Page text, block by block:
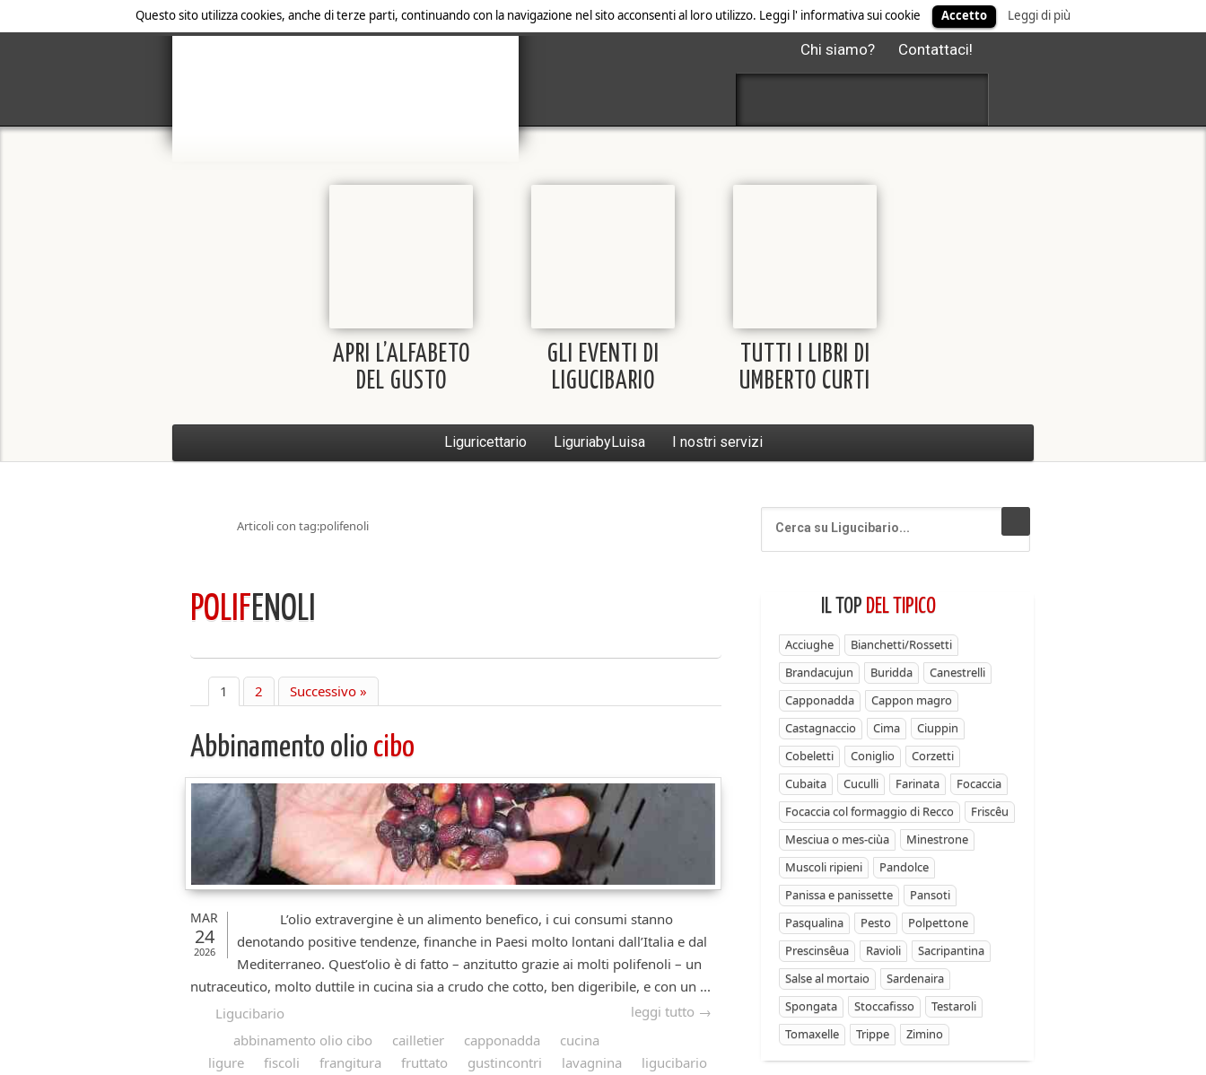
Questo sito utilizza cookies, anche di terze parti, continuando con la navigazione nel sito acconsenti al loro utilizzo. Leggi l' informativa sui cookie Accetto Leggi di più
Chi siamo? Contattaci!
APRI L’ALFABETO
DEL GUSTO
GLI EVENTI DI
LIGUCIBARIO
TUTTI I LIBRI DI
UMBERTO CURTI
Liguricettario LiguriabyLuisa I nostri servizi
Articoli con tag:polifenoli
POLIFENOLI
1 2 Successivo »
Abbinamento olio cibo
MAR
24
2026
L’olio extravergine è un alimento benefico, i cui consumi stanno
denotando positive tendenze, finanche in Paesi molto lontani dall’Italia e dal
Mediterraneo. Quest’olio è di fatto – anzitutto grazie ai molti polifenoli – un
nutraceutico, molto duttile in cucina sia a crudo che cotto, ben digeribile, e con un ...
leggi tutto →
Ligucibario
abbinamento olio cibo
cailletier capponadda
cucina
ligure
fiscoli frangitura fruttato gustincontri lavagnina
ligucibario
IL TOP DEL TIPICO
Acciughe
Bianchetti/Rossetti
Brandacujun
Buridda
Canestrelli
Capponadda
Cappon magro
Castagnaccio
Cima
Ciuppin
Cobeletti
Coniglio
Corzetti
Cubaita
Cuculli Farinata
Focaccia
Focaccia col formaggio di Recco
Friscêu
Mesciua o mes-ciùa
Minestrone
Muscoli ripieni
Pandolce
Panissa e panissette
Pansoti
Pasqualina
Pesto
Polpettone
Prescinsêua
Ravioli
Sacripantina
Salse al mortaio
Sardenaira
Spongata
Stoccafisso
Testaroli
Tomaxelle
Trippe Zimino